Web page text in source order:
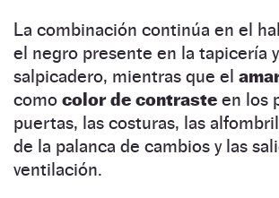
La combinación continúa en el
el negro presente en la tapicería
salpicadero, mientras que el
como color de contraste en los
puertas, las costuras, las
de la palanca de cambios y las
ventilación.